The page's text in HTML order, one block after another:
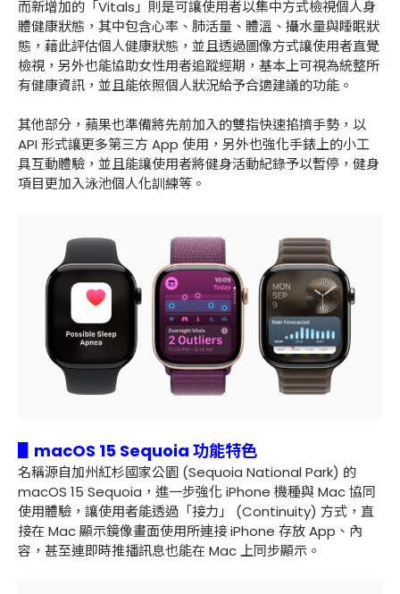
而新增加的「Vitals」則是可讓使用者以集中方式檢視個人身
體健康狀態，其中包含心率、肺活量、體溫、攝水量與睡眠狀
態，藉此評估個人健康狀態，並且透過圖像方式讓使用者直覺
檢視，另外也能協助女性用者追蹤經期，基本上可視為統整所
有健康資訊，並且能依照個人狀況給予合適建議的功能。
其他部分，蘋果也準備將先前加入的雙指快速掐擠手勢，以
API 形式讓更多第三方 App 使用，另外也強化手錶上的小工
具互動體驗，並且能讓使用者將健身活動紀錄予以暫停，健身
項目更加入泳池個人化訓練等。
▋macOS 15 Sequoia 功能特色
名稱源自加州紅杉國家公園 (Sequoia National Park) 的
macOS 15 Sequoia，進一步強化 iPhone 機種與 Mac 協同
使用體驗，讓使用者能透過「接力」 (Continuity) 方式，直
接在 Mac 顯示鏡像畫面使用所連接 iPhone 存放 App、內
容，甚至連即時推播訊息也能在 Mac 上同步顯示。